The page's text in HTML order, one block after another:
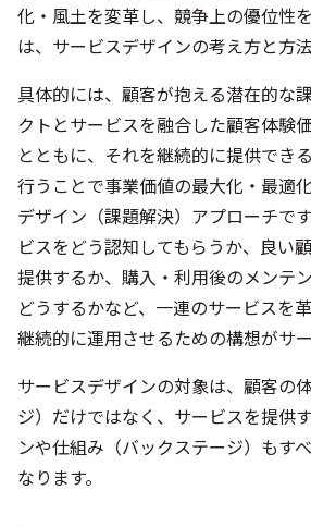
化・風土を変革し、競争上の優位性
は、サービスデザインの考え方と方
具体的には、顧客が抱える潜在的な
クトとサービスを融合した顧客体験
とともに、それを継続的に提供でき
行うことで事業価値の最大化・最適
デザイン（課題解決）アプローチで
ビスをどう認知してもらうか、良い
提供するか、購入・利用後のメンテ
どうするかなど、一連のサービスを
継続的に運用させるための構想がサ
サービスデザインの対象は、顧客の
ジ）だけではなく、サービスを提供
ンや仕組み（バックステージ）もす
なります。